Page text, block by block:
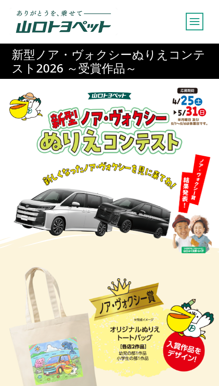
ス
プ
新型ノア・ヴォクシーぬりえコンテ
スト2026 ～受賞作品～